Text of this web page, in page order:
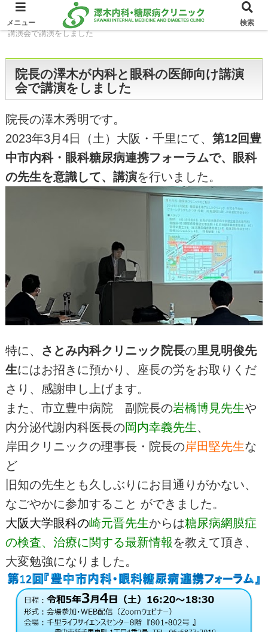
ホーム イベント
院長の澤木が内科と眼科の医師向け
講演会で講演をしました
院長の澤木が内科と眼科の医師向け講演
会で講演をしました
院長の澤木秀明です。
2023年3月4日（土）大阪・千里にて、 第12回豊
中市内科・眼科糖尿病連携フォーラムで、眼科
の先生を意識して、講演を行いました。
特に、 さとみ内科クリニック院長の里見明俊先
生にはお招きに預かり、座長の労をお取りくだ
さり、感謝申し上げます。
また、市立豊中病院 副院長の岩橋博見先生や
内分泌代謝内科医長の岡内幸義先生、
岸田クリニックの理事長・院長の岸田堅先生な
ど
旧知の先生とも久しぶりにお目通りがかない、
なごやかに参加すること ができました。
大阪大学眼科の崎元晋先生からは糖尿病網膜症
の検査、治療に関する最新情報を教えて頂き、
大変勉強になりました。
メニュー 検索